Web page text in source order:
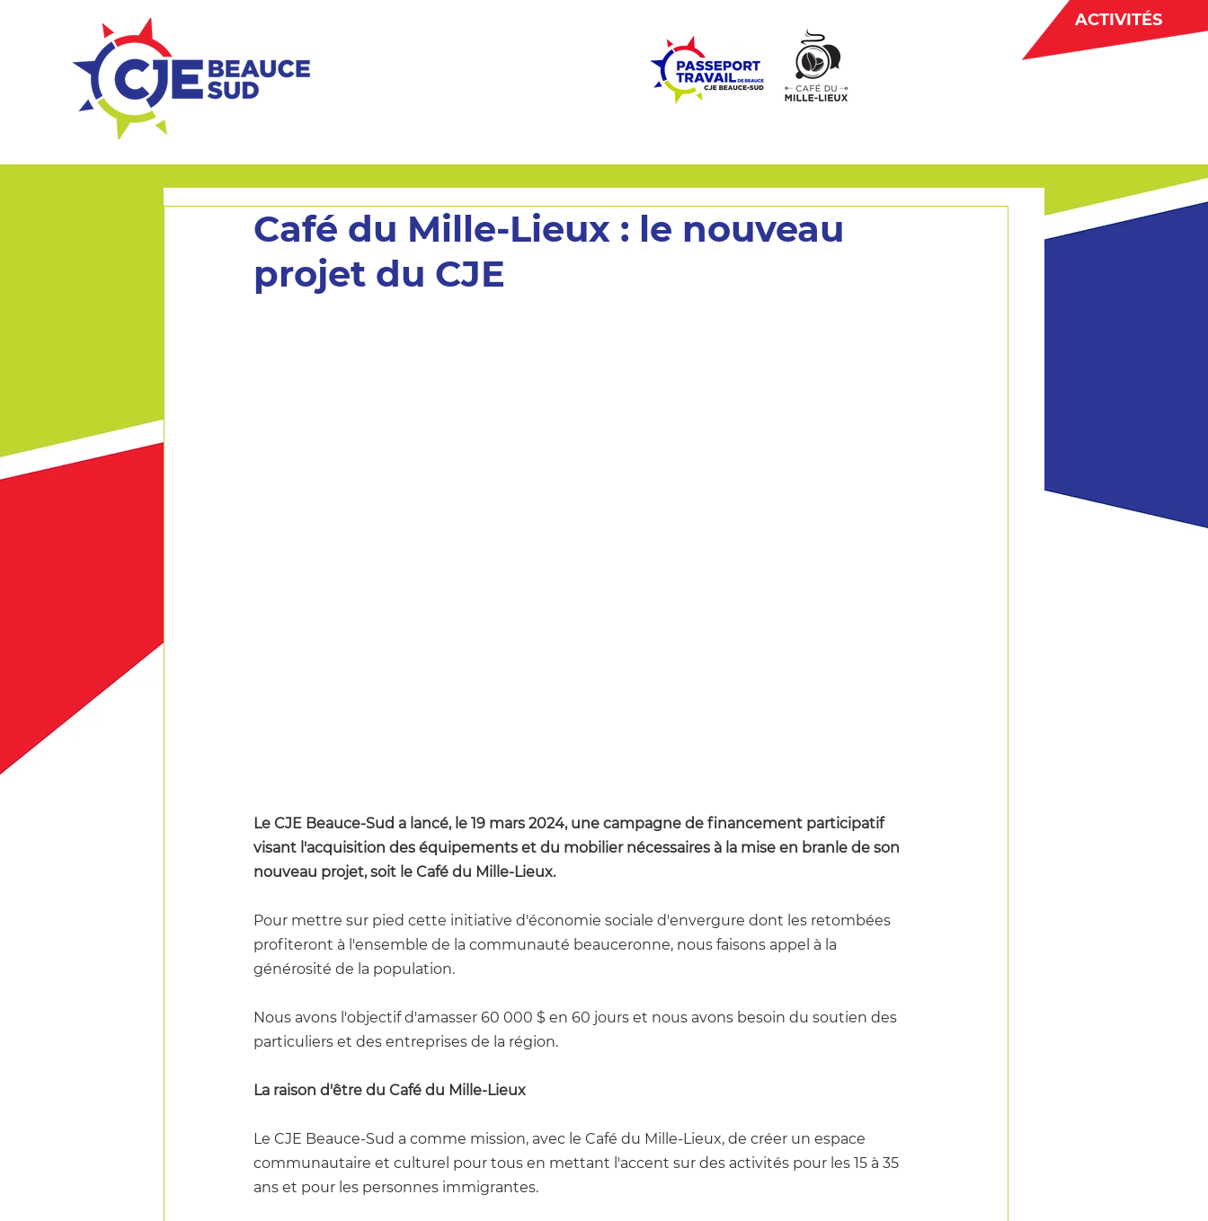
ACTIVITÉS
Café du Mille-Lieux : le nouveau
projet du CJE
Le CJE Beauce-Sud a lancé, le 19 mars 2024, une campagne de financement participatif
visant l'acquisition des équipements et du mobilier nécessaires à la mise en branle de son
nouveau projet, soit le Café du Mille-Lieux.
Pour mettre sur pied cette initiative d'économie sociale d'envergure dont les retombées
profiteront à l'ensemble de la communauté beauceronne, nous faisons appel à la
générosité de la population.
Nous avons l'objectif d'amasser 60 000 $ en 60 jours et nous avons besoin du soutien des
particuliers et des entreprises de la région.
La raison d'être du Café du Mille-Lieux
Le CJE Beauce-Sud a comme mission, avec le Café du Mille-Lieux, de créer un espace
communautaire et culturel pour tous en mettant l'accent sur des activités pour les 15 à 35
ans et pour les personnes immigrantes.